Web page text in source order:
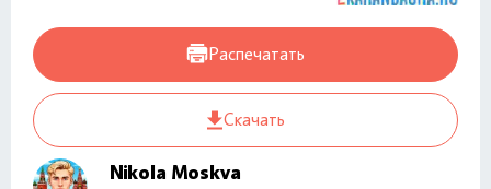
Распечатать
Скачать
Nikola Moskva